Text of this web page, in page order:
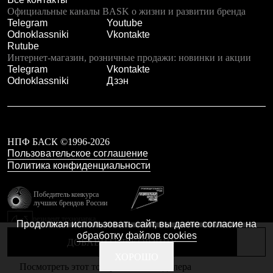
Чуни
Уход за обувью
Аксессуары
Головные уборы
Шапки
Балаклавы и маски
Кепки и бейсболки
Шарфы
Перчатки
Рукавицы
Носки
Полезные аксессуары
Брелки
Ремни
Шевроны
Опушки
Термоковрики
Уход за одеждой
В Арктику
Коллекции
ДОБАВИТЬ В КОРЗИНУ
Посмотреть этот товар в каталоге дилера
Официальные каналы BASK о жизни и развитии бренда
Telegram
Youtube
Odnoklassniki
Vkontakte
Rutube
Интернет-магазин, розничные продажи: новинки и акции
Telegram
Vkontakte
Odnoklassniki
Дзэн
НПФ БАСК ©1996-2026
Пользовательское соглашение
Политика конфиденциальности
Победитель конкурса
лучших брендов России
Калибр
Сделано в Braind
Продолжая использовать сайт, вы даете согласие на
обработку файлов cookies